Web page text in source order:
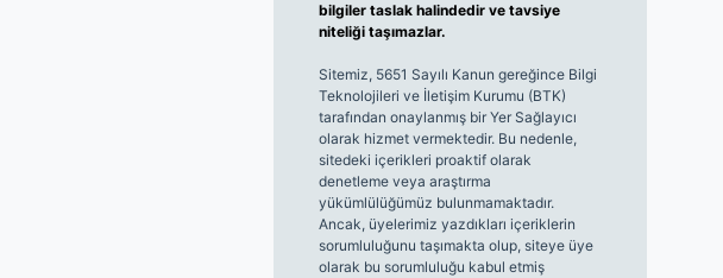
bilgiler taslak halindedir ve tavsiye
niteliği taşımazlar.
Sitemiz, 5651 Sayılı Kanun gereğince Bilgi
Teknolojileri ve İletişim Kurumu (BTK)
tarafından onaylanmış bir Yer Sağlayıcı
olarak hizmet vermektedir. Bu nedenle,
sitedeki içerikleri proaktif olarak
denetleme veya araştırma
yükümlülüğümüz bulunmamaktadır.
Ancak, üyelerimiz yazdıkları içeriklerin
sorumluluğunu taşımakta olup, siteye üye
olarak bu sorumluluğu kabul etmiş